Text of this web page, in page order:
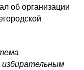
об организации
избирательным